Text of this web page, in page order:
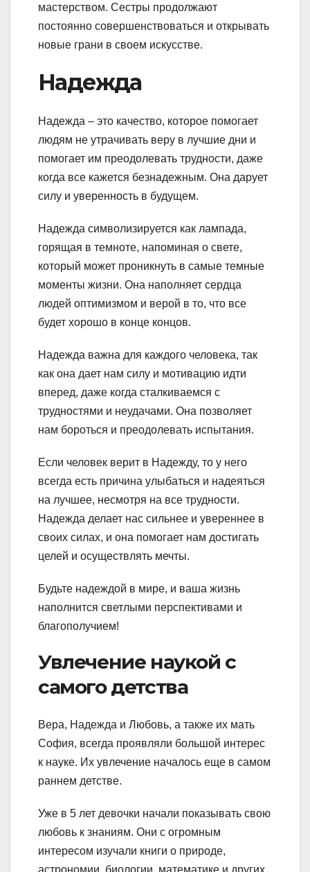
мастерством. Сестры продолжают
постоянно совершенствоваться и открывать
новые грани в своем искусстве.
Надежда
Надежда – это качество, которое помогает
людям не утрачивать веру в лучшие дни и
помогает им преодолевать трудности, даже
когда все кажется безнадежным. Она дарует
силу и уверенность в будущем.
Надежда символизируется как лампада,
горящая в темноте, напоминая о свете,
который может проникнуть в самые темные
моменты жизни. Она наполняет сердца
людей оптимизмом и верой в то, что все
будет хорошо в конце концов.
Надежда важна для каждого человека, так
как она дает нам силу и мотивацию идти
вперед, даже когда сталкиваемся с
трудностями и неудачами. Она позволяет
нам бороться и преодолевать испытания.
Если человек верит в Надежду, то у него
всегда есть причина улыбаться и надеяться
на лучшее, несмотря на все трудности.
Надежда делает нас сильнее и увереннее в
своих силах, и она помогает нам достигать
целей и осуществлять мечты.
Будьте надеждой в мире, и ваша жизнь
наполнится светлыми перспективами и
благополучием!
Увлечение наукой с
самого детства
Вера, Надежда и Любовь, а также их мать
София, всегда проявляли большой интерес
к науке. Их увлечение началось еще в самом
раннем детстве.
Уже в 5 лет девочки начали показывать свою
любовь к знаниям. Они с огромным
интересом изучали книги о природе,
астрономии, биологии, математике и других